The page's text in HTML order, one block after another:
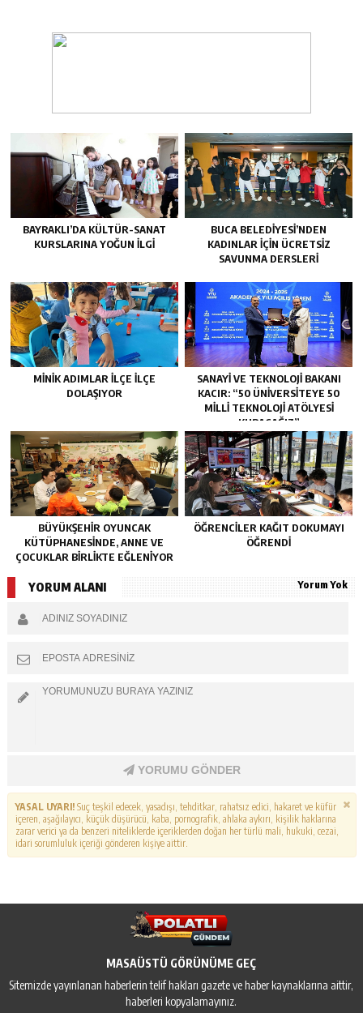
BAYRAKLI’DA KÜLTÜR-SANAT
KURSLARINA YOĞUN ILGI
BUCA BELEDIYESI’NDEN
KADINLAR IÇIN ÜCRETSIZ
SAVUNMA DERSLERI
MINIK ADIMLAR ILÇE ILÇE
DOLAŞIYOR
SANAYI VE TEKNOLOJI BAKANI
KACIR: “50 ÜNIVERSITEYE 50
MILLI TEKNOLOJI ATÖLYESI
KURACAĞIZ”
BÜYÜKŞEHIR OYUNCAK
KÜTÜPHANESINDE, ANNE VE
ÇOCUKLAR BIRLIKTE EĞLENIYOR
ÖĞRENCILER KAĞIT DOKUMAYI
ÖĞRENDI
YORUM ALANI Yorum Yok
YORUMU GÖNDER
YASAL UYARI!Suç teşkil edecek, yasadışı, tehditkar, rahatsız edici, hakaret ve küfür
içeren, aşağılayıcı, küçük düşürücü, kaba, pornografik, ahlaka aykırı, kişilik haklarına
zarar verici ya da benzeri niteliklerde içeriklerden doğan her türlü mali, hukuki, cezai,
idari sorumluluk içeriği gönderen kişiye aittir.
MASAÜSTÜ GÖRÜNÜME GEÇ
Sitemizde yayınlanan haberlerin telif hakları gazete ve haber kaynaklarına aittir,
haberleri kopyalamayınız.